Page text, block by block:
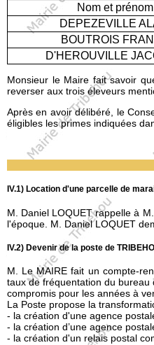
Nom et prénom
DEPEZEVILLE
BOUTROIS
D'HEROUVILLE
Monsieur le Maire fait savoir
reverser aux trois éleveurs
Après en avoir délibéré, le
éligibles les primes indiquées
IV.1) Location d'une parcelle de
M. Daniel LOQUET rappelle à
l'époque. M. Daniel LOQUET
IV.2) Devenir de la poste de
M. Le MAIRE fait un compte-
taux de fréquentation du
compromis pour les années à
La Poste propose la
- la création d'une agence
- la création d’une agence
- la création d'un relais postal